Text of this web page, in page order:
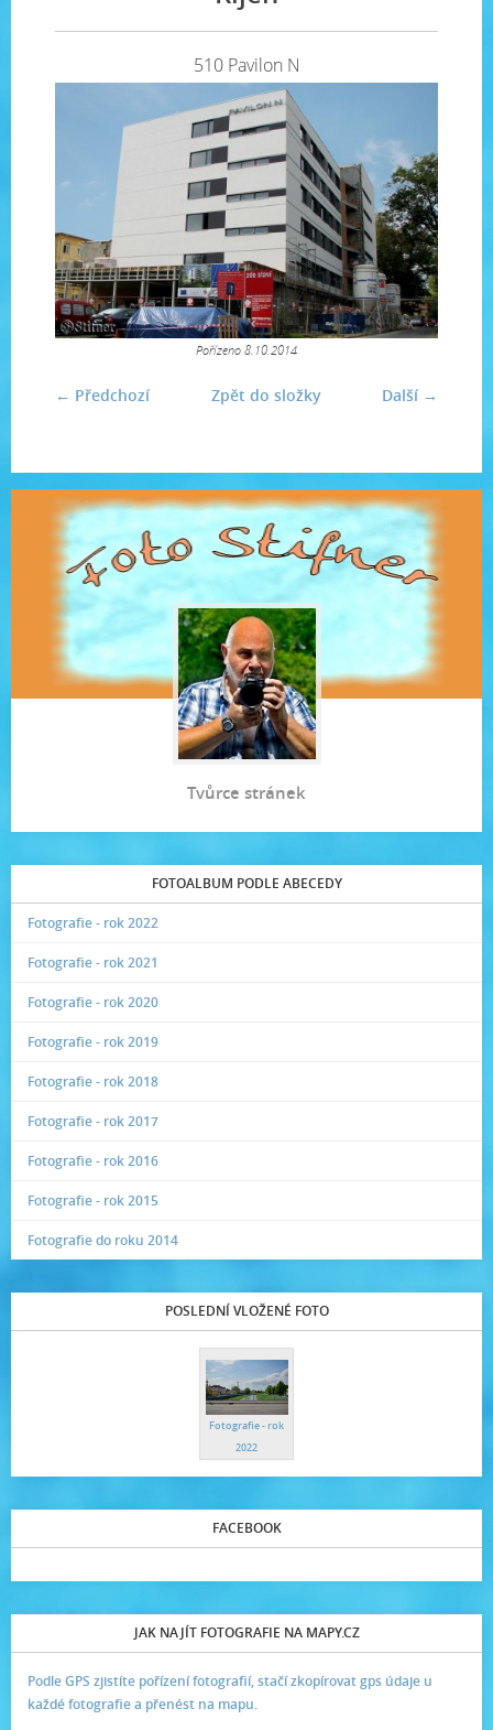
510 Pavilon N
Pořízeno 8.10.2014
← Předchozí Další →
Zpět do složky
Tvůrce stránek
FOTOALBUM PODLE ABECEDY
Fotografie - rok 2022
Fotografie - rok 2021
Fotografie - rok 2020
Fotografie - rok 2019
Fotografie - rok 2018
Fotografie - rok 2017
Fotografie - rok 2016
Fotografie - rok 2015
Fotografie do roku 2014
POSLEDNÍ VLOŽENÉ FOTO
Fotografie - rok
2022
FACEBOOK
JAK NAJÍT FOTOGRAFIE NA MAPY.CZ
Podle GPS zjistíte pořízení fotografií, stačí zkopírovat gps údaje u
každé fotografie a přenést na mapu.